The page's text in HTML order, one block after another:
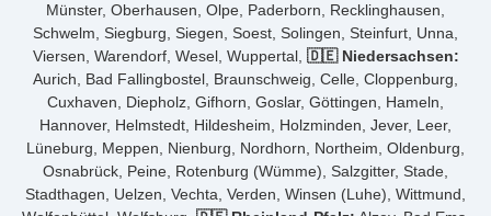
Münster, Oberhausen, Olpe, Paderborn, Recklinghausen,
Schwelm, Siegburg, Siegen, Soest, Solingen, Steinfurt, Unna,
Viersen, Warendorf, Wesel, Wuppertal, 🇩🇪 Niedersachsen:
Aurich, Bad Fallingbostel, Braunschweig, Celle, Cloppenburg,
Cuxhaven, Diepholz, Gifhorn, Goslar, Göttingen, Hameln,
Hannover, Helmstedt, Hildesheim, Holzminden, Jever, Leer,
Lüneburg, Meppen, Nienburg, Nordhorn, Northeim, Oldenburg,
Osnabrück, Peine, Rotenburg (Wümme), Salzgitter, Stade,
Stadthagen, Uelzen, Vechta, Verden, Winsen (Luhe), Wittmund,